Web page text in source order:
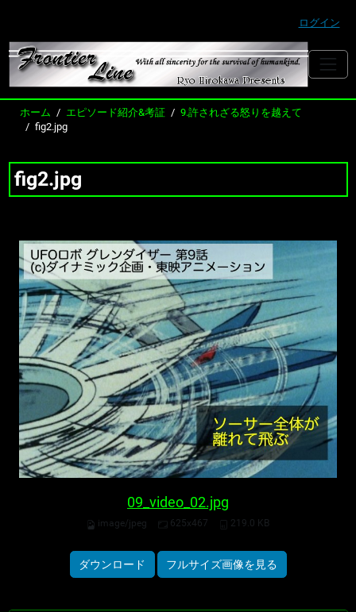
ログイン
ホーム エピソード紹介&考証
9.許されざる怒りを越えて
fig2.jpg
fig2.jpg
09_video_02.jpg
image/jpeg 625x467 219.0 KB
ダウンロード フルサイズ画像を見る